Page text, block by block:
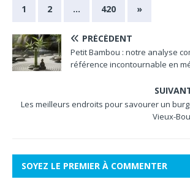
1 2 … 420 »
PRÉCÉDENT
Petit Bambou : notre analyse
référence incontournable en
Les meilleurs endroits pour savourer un
Vieux-
SOYEZ LE PREMIER À COMMENTER